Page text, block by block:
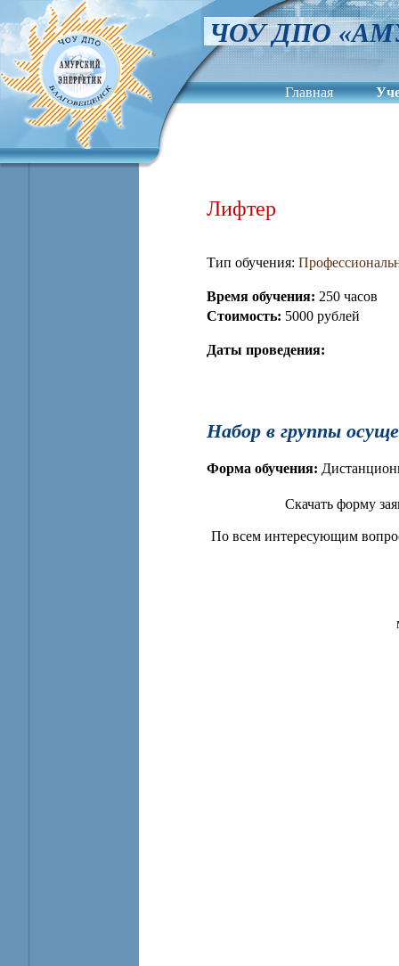
ЧОУ ДПО
Главная
Лифтер
Тип обучения:
Время обучения: 250 часов
Стоимость: 5000 рублей
Даты проведения:
Набор в группы
Форма обучения:
Скачать форму
По всем интересующим